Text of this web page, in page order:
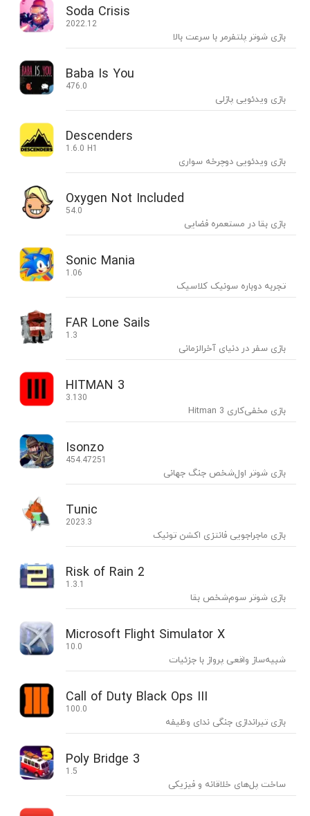
Soda Crisis
2022.12
بازی شوتر پلتفرمر با سرعت بالا
Baba Is You
476.0
بازی ویدئویی پازلی
Descenders
1.6.0 H1
بازی ویدئویی دوچرخه سواری
Oxygen Not Included
54.0
بازی بقا در مستعمره فضایی
Sonic Mania
1.06
تجربه دوباره سونیک کلاسیک
FAR Lone Sails
1.3
بازی سفر در دنیای آخرالزمانی
HITMAN 3
3.130
بازی مخفی‌کاری Hitman 3
Isonzo
454.47251
بازی شوتر اول‌شخص جنگ جهانی
Tunic
2023.3
بازی ماجراجویی فانتزی اکشن تونیک
Risk of Rain 2
1.3.1
بازی شوتر سوم‌شخص بقا
Microsoft Flight Simulator X
10.0
شبیه‌ساز واقعی پرواز با جزئیات
Call of Duty Black Ops III
100.0
بازی تیراندازی جنگی ندای وظیفه
Poly Bridge 3
1.5
ساخت پل‌های خلاقانه و فیزیکی